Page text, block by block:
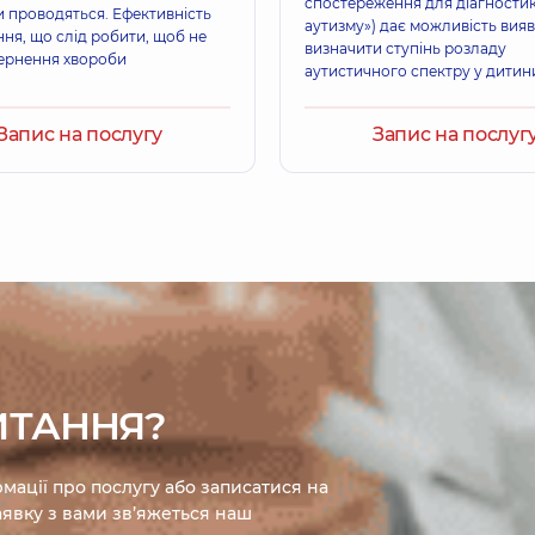
проводяться. Ефективність
що слід робити, щоб не
хвороби
на послугу
аутизму») дає можливість
визначити ступінь розладу
аутистичного спектру у
Запис на
про послугу або записатися на
з вами зв’яжеться наш